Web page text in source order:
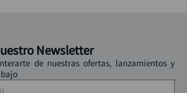
Newsletter
de nuestras ofertas, lanzamientos y